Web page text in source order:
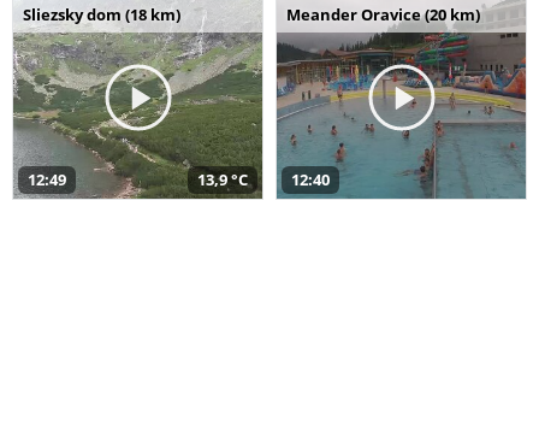
Sliezsky dom (18 km)
12:49 13,9 °C
Meander Oravice (20 km)
12:40